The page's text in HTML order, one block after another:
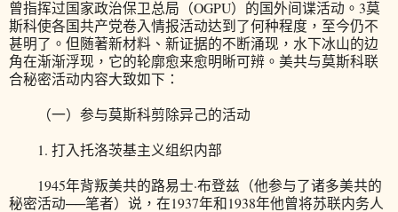
曾指挥过国家政治保卫总局（OGPU）的国外间谍活动。3莫
斯科使各国共产党卷入情报活动达到了何种程度，至今仍不
甚明了。但随著新材料、新证据的不断涌现，水下冰山的边
角在渐渐浮现，它的轮廓愈来愈明晰可辨。美共与莫斯科联
合秘密活动内容大致如下：
（一）参与莫斯科剪除异己的活动
1. 打入托洛茨基主义组织内部
1945年背叛美共的路易士·布登兹（他参与了诸多美共的
秘密活动──笔者）说，在1937年和1938年他曾将苏联内务人